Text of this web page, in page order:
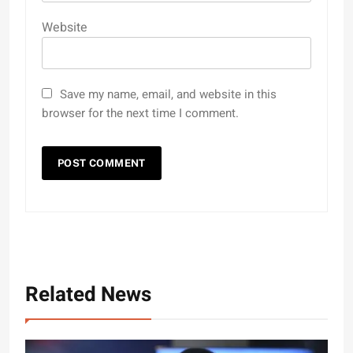
Website
Save my name, email, and website in this
browser for the next time I comment.
Related News